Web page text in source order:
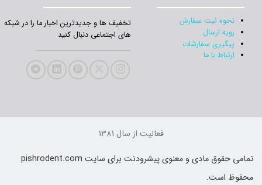
نحوه ثبت سفارش
رویه ارسال
پیگیری سفارشات
ارتباط با ما
تخفیف‌ ها و جدیدترین‌ اخبار ما را در شبکه
های اجتماعی دنبال کنید
فعالیت از سال 1381
تمامی حقوق مادی و معنوی پیشرودنت برای سایت pishrodent.com
است.